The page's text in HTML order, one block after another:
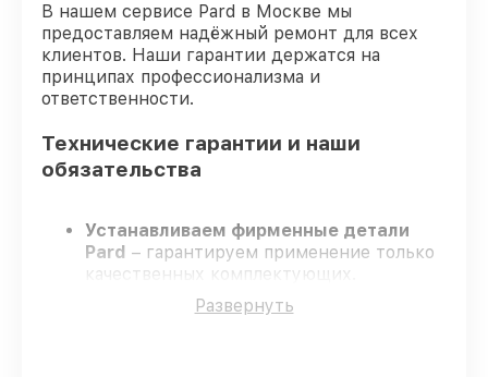
В нашем сервисе Pard в Москве мы
предоставляем надёжный ремонт для всех
клиентов. Наши гарантии держатся на
принципах профессионализма и
ответственности.
Технические гарантии и наши
обязательства
Устанавливаем фирменные детали
Pard – гарантируем применение только
качественных комплектующих.
Квалифицированные мастера
проходят постоянное обучение, что
Развернуть